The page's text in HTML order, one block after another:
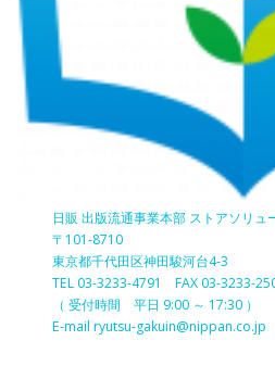
日販 出版流通事業本部 ストアソリュ
〒101-8710
東京都千代田区神田駿河台4-3
TEL 03-3233-4791 FAX 03-3233-
（ 受付時間 平日 9:00 ～ 17:30 ）
E-mail ryutsu-gakuin@nippan.co.jp